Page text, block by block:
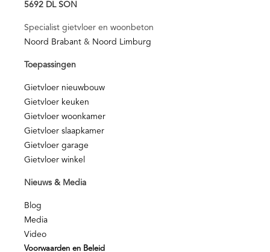
5692 DL SON
Specialist gietvloer en woonbeton
Noord Brabant & Noord Limburg
Toepassingen
Gietvloer nieuwbouw
Gietvloer keuken
Gietvloer woonkamer
Gietvloer slaapkamer
Gietvloer garage
Gietvloer winkel
Nieuws & Media
Blog
Media
Video
Voorwaarden en Beleid